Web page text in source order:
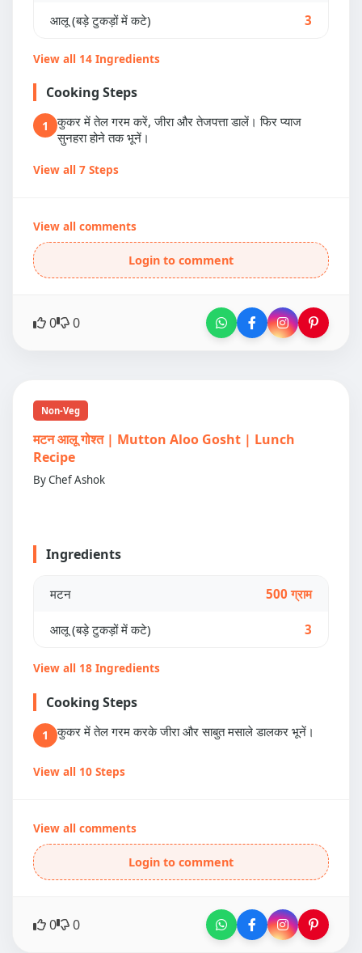
आलू (बड़े टुकड़ों में कटे) 3
View all 14 Ingredients
Cooking Steps
1
कुकर में तेल गरम करें, जीरा और तेजपत्ता डालें। फिर प्याज
सुनहरा होने तक भूनें।
View all 7 Steps
View all comments
Login to comment
0 0
Non-Veg
मटन आलू गोश्त | Mutton Aloo Gosht | Lunch
Recipe
By Chef Ashok
Ingredients
मटन 500 ग्राम
आलू (बड़े टुकड़ों में कटे) 3
View all 18 Ingredients
Cooking Steps
1 कुकर में तेल गरम करके जीरा और साबुत मसाले डालकर भूनें।
View all 10 Steps
View all comments
Login to comment
0 0